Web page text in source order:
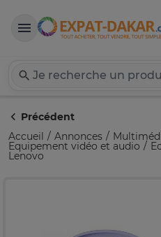
Expat-
Précédent
Accueil
Annonces
Equipement vidéo et audio
Lenovo